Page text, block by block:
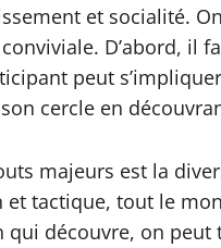
et socialité.
D’abord, il
peut
cercle en
majeurs est la
tactique, tout le
qui découvre, on